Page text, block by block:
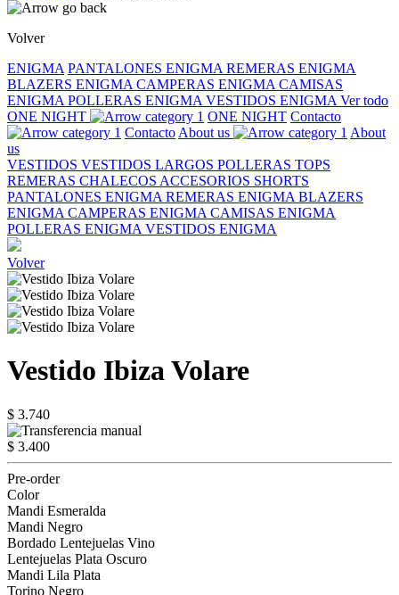
Volver
ENIGMA PANTALONES ENIGMA REMERAS ENIGMA
BLAZERS ENIGMA CAMPERAS ENIGMA CAMISAS
ENIGMA POLLERAS ENIGMA VESTIDOS ENIGMA Ver todo
ONE NIGHT
ONE NIGHT Contacto
Contacto About us
About
us
VESTIDOS VESTIDOS LARGOS POLLERAS TOPS
REMERAS CHALECOS ACCESORIOS SHORTS
PANTALONES ENIGMA REMERAS ENIGMA BLAZERS
ENIGMA CAMPERAS ENIGMA CAMISAS ENIGMA
POLLERAS ENIGMA VESTIDOS ENIGMA
Volver
Vestido Ibiza Volare
$ 3.740
$ 3.400
Pre-order
Color
Mandi Esmeralda
Mandi Negro
Bordado Lentejuelas Vino
Lentejuelas Plata Oscuro
Mandi Lila Plata
Torino Negro